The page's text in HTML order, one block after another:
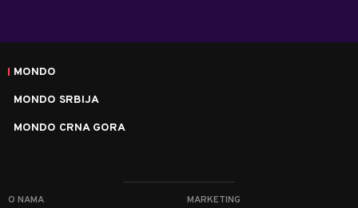
MONDO
MONDO SRBIJA
MONDO CRNA GORA
O NAMA MARKETING